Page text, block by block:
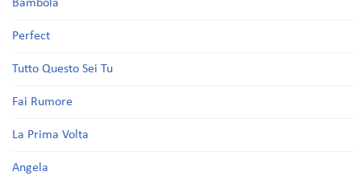
Bambola
Perfect
Tutto Questo Sei Tu
Fai Rumore
La Prima Volta
Angela